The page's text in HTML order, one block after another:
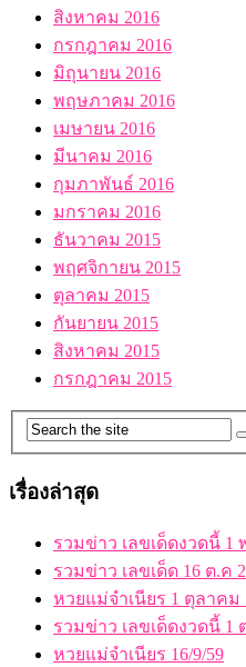
สิงหาคม 2016
กรกฎาคม 2016
มิถุนายน 2016
พฤษภาคม 2016
เมษายน 2016
มีนาคม 2016
กุมภาพันธ์ 2016
มกราคม 2016
ธันวาคม 2015
พฤศจิกายน 2015
ตุลาคม 2015
กันยายน 2015
สิงหาคม 2015
กรกฎาคม 2015
เรื่องล่าสุด
รวมข่าว เลขเด็ดงวดนี้ 1
รวมข่าว เลขเด็ด 16 ต.ค
หวยแม่จำเนียร 1 ตุลาคม
รวมข่าว เลขเด็ดงวดนี้ 1
หวยแม่จำเนียร 16/9/59